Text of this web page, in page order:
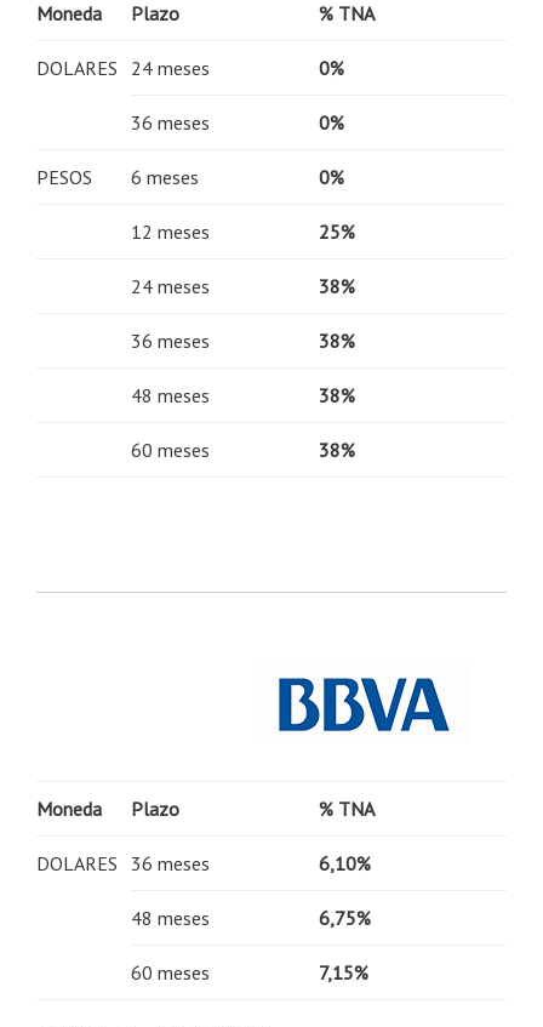
Moneda Plazo % TNA
DOLARES 24 meses 0%
36 meses 0%
PESOS 6 meses 0%
12 meses 25%
24 meses 38%
36 meses 38%
48 meses 38%
60 meses 38%
Moneda Plazo % TNA
DOLARES 36 meses 6,10%
48 meses 6,75%
60 meses 7,15%